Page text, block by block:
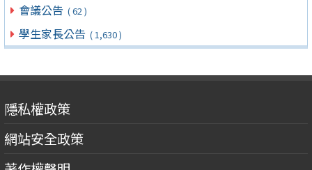
會議公告 ( 62 )
學生家長公告 ( 1,630 )
隱私權政策
網站安全政策